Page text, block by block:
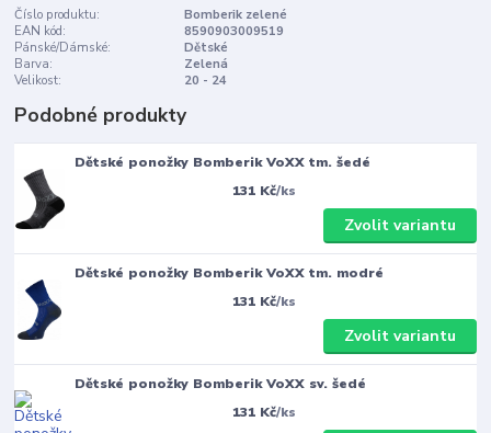
Číslo produktu:
Bomberik zelené
EAN kód:
8590903009519
Pánské/Dámské:
Dětské
Barva:
Zelená
Velikost:
20 - 24
Podobné produkty
Dětské ponožky Bomberik VoXX tm. šedé
131 Kč/ks
Zvolit variantu
Dětské ponožky Bomberik VoXX tm. modré
131 Kč/ks
Zvolit variantu
Dětské ponožky Bomberik VoXX sv. šedé
131 Kč/ks